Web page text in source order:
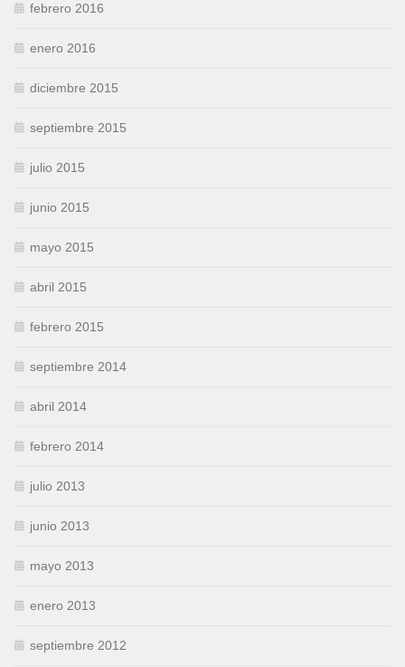
febrero 2016
enero 2016
diciembre 2015
septiembre 2015
julio 2015
junio 2015
mayo 2015
abril 2015
febrero 2015
septiembre 2014
abril 2014
febrero 2014
julio 2013
junio 2013
mayo 2013
enero 2013
septiembre 2012